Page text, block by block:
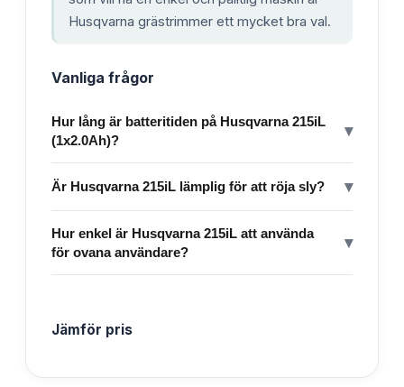
Husqvarna grästrimmer ett mycket bra val.
Vanliga frågor
Hur lång är batteritiden på Husqvarna 215iL
(1x2.0Ah)?
▾
Är Husqvarna 215iL lämplig för att röja sly? ▾
Hur enkel är Husqvarna 215iL att använda
för ovana användare?
▾
Jämför pris